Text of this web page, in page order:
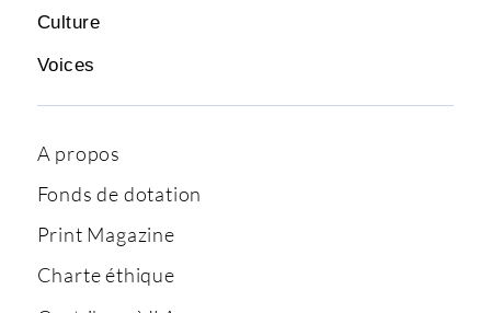
Culture
Voices
A propos
Fonds de dotation
Print Magazine
Charte éthique